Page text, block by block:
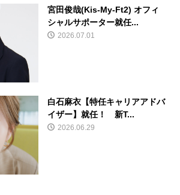
宮田俊哉(Kis-My-Ft2) オフィ
シャルサポーター就任...
2026.07.01
白石麻衣【特任キャリアアドバ
イザー】就任！ 新T...
2026.06.29